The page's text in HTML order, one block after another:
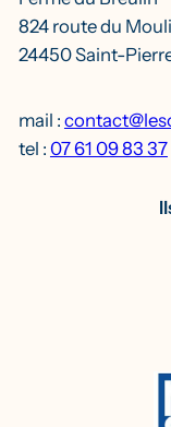
824 route du
24450 Saint-
mail :
tel : 07 61 09 83 37